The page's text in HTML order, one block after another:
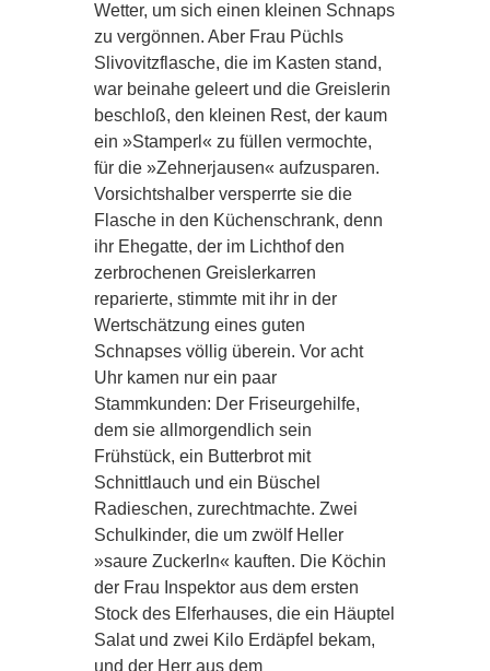
Wetter, um sich einen kleinen Schnaps
zu vergönnen. Aber Frau Püchls
Slivovitzflasche, die im Kasten stand,
war beinahe geleert und die Greislerin
beschloß, den kleinen Rest, der kaum
ein »Stamperl« zu füllen vermochte,
für die »Zehnerjausen« aufzusparen.
Vorsichtshalber versperrte sie die
Flasche in den Küchenschrank, denn
ihr Ehegatte, der im Lichthof den
zerbrochenen Greislerkarren
reparierte, stimmte mit ihr in der
Wertschätzung eines guten
Schnapses völlig überein. Vor acht
Uhr kamen nur ein paar
Stammkunden: Der Friseurgehilfe,
dem sie allmorgendlich sein
Frühstück, ein Butterbrot mit
Schnittlauch und ein Büschel
Radieschen, zurechtmachte. Zwei
Schulkinder, die um zwölf Heller
»saure Zuckerln« kauften. Die Köchin
der Frau Inspektor aus dem ersten
Stock des Elferhauses, die ein Häuptel
Salat und zwei Kilo Erdäpfel bekam,
und der Herr aus dem